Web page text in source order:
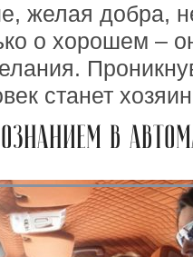
желая добра,
о хорошем –
станет
В